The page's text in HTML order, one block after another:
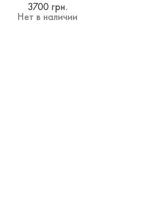
3700 грн.
Нет в наличии